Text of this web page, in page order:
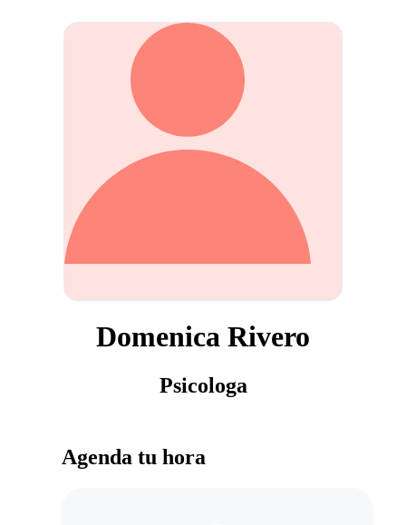
Domenica Rivero
Psicologa
Agenda tu hora